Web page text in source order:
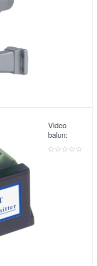
Video
balun:
METSUKI
MS-351T